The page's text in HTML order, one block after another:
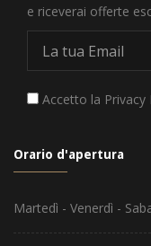
e riceverai offerte
Accetto la Privacy
Orario d'apertura
Martedì - Venerdì -